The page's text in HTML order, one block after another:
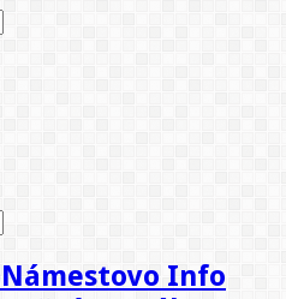
Námestovo Info